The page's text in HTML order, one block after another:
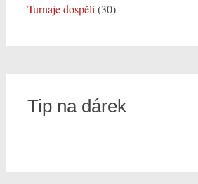
Turnaje dospělí(30)
Tip na dárek